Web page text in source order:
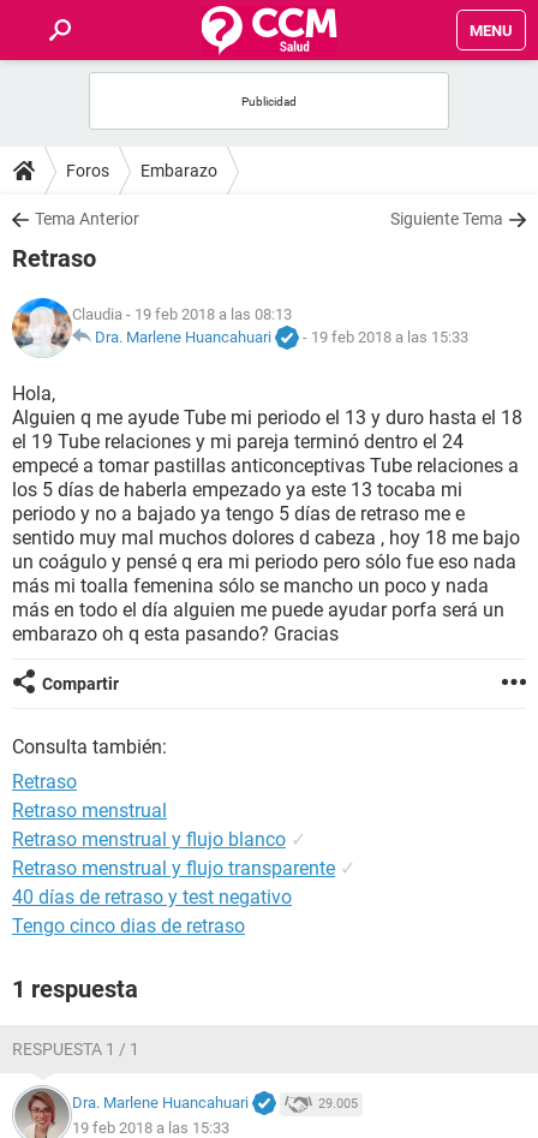
MENU
FOROS
SALUD
NUTRICIÓN
BIENESTAR
SEXUALIDAD
GLOSARIO
Foros Embarazo
Tema Anterior Siguiente Tema
Retraso
Claudia - 19 feb 2018 a las 08:13
Dra. Marlene Huancahuari
- 19 feb 2018 a las 15:33
Hola,
Alguien q me ayude Tube mi periodo el 13 y duro hasta el 18
el 19 Tube relaciones y mi pareja terminó dentro el 24
empecé a tomar pastillas anticonceptivas Tube relaciones a
los 5 días de haberla empezado ya este 13 tocaba mi
periodo y no a bajado ya tengo 5 días de retraso me e
sentido muy mal muchos dolores d cabeza , hoy 18 me bajo
un coágulo y pensé q era mi periodo pero sólo fue eso nada
más mi toalla femenina sólo se mancho un poco y nada
más en todo el día alguien me puede ayudar porfa será un
embarazo oh q esta pasando? Gracias
Compartir
Consulta también:
Retraso
Retraso menstrual
Retraso menstrual y flujo blanco ✓
Retraso menstrual y flujo transparente ✓
40 días de retraso y test negativo
Tengo cinco dias de retraso
1 respuesta
RESPUESTA 1 / 1
Dra. Marlene Huancahuari 29.005
19 feb 2018 a las 15:33